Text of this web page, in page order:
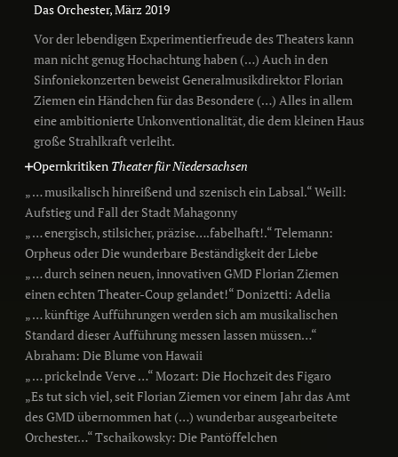
Das Orchester, März 2019
Vor der lebendigen Experimentierfreude des Theaters kann
man nicht genug Hochachtung haben (…) Auch in den
Sinfoniekonzerten beweist Generalmusikdirektor Florian
Ziemen ein Händchen für das Besondere (…) Alles in allem
eine ambitionierte Unkonventionalität, die dem kleinen Haus
große Strahlkraft verleiht.
Opernkritiken Theater für Niedersachsen
„ … musikalisch hinreißend und szenisch ein Labsal.“ Weill:
Aufstieg und Fall der Stadt Mahagonny
„ … energisch, stilsicher, präzise….fabelhaft!.“ Telemann:
Orpheus oder Die wunderbare Beständigkeit der Liebe
„ … durch seinen neuen, innovativen GMD Florian Ziemen
einen echten Theater-Coup gelandet!“ Donizetti: Adelia
„ … künftige Aufführungen werden sich am musikalischen
Standard dieser Aufführung messen lassen müssen…“
Abraham: Die Blume von Hawaii
„ … prickelnde Verve …“ Mozart: Die Hochzeit des Figaro
„Es tut sich viel, seit Florian Ziemen vor einem Jahr das Amt
des GMD übernommen hat (…) wunderbar ausgearbeitete
Orchester…“ Tschaikowsky: Die Pantöffelchen